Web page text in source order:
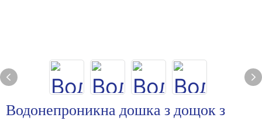
Водонепроникна дошка з дощок з